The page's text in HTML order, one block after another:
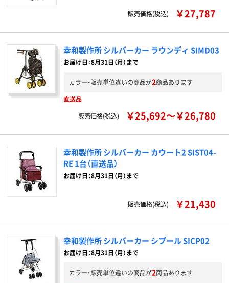
販売価格(税込) ￥27,787
幸和製作所 シルバーカー ラウンディ SIMD03
お届け日：8月31日（月）まで
カラー・販売単位違いの商品が2商品あります
直送品
販売価格(税込)
￥25,692～￥26,780
幸和製作所 シルバーカー カウート2 SIST04-
RE 1台（直送品）
お届け日：8月31日（月）まで
販売価格(税込) ￥21,430
幸和製作所 シルバーカー シプール SICP02
お届け日：8月31日（月）まで
カラー・販売単位違いの商品が2商品あります